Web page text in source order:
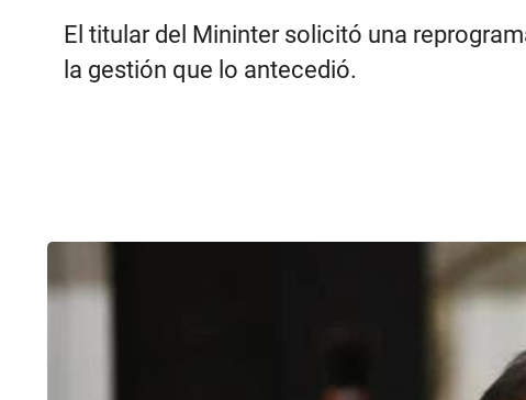
El titular del Mininter solicitó una
la gestión que lo antecedió.